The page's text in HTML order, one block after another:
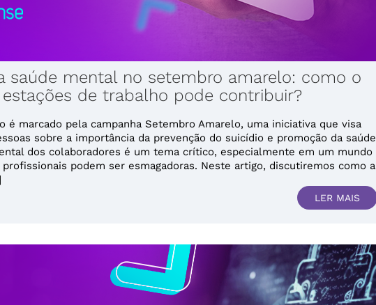
saúde mental no setembro amarelo: como o
de trabalho pode contribuir?
é marcado pela campanha Setembro Amarelo, uma iniciativa que visa
sobre a importância da prevenção do suicídio e promoção da saúde
dos colaboradores é um tema crítico, especialmente em um mundo
profissionais podem ser esmagadoras. Neste artigo, discutiremos como a
LER MAIS